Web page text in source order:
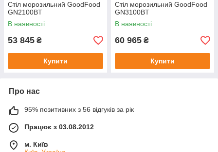
Стіл морозильний GoodFood
GN2100BT
В наявності
53 845 ₴
Купити
Стіл морозильний GoodFood
GN3100BT
В наявності
60 965 ₴
Купити
Про нас
95% позитивних з 56 відгуків за рік
Працює з 03.08.2012
м. Київ